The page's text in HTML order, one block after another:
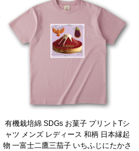
有機栽培綿 SDGs お菓子 プリントTシ
ャツ メンズ レディース 和柄 日本縁起
物 一富士二鷹三茄子 いちふじにたかさ